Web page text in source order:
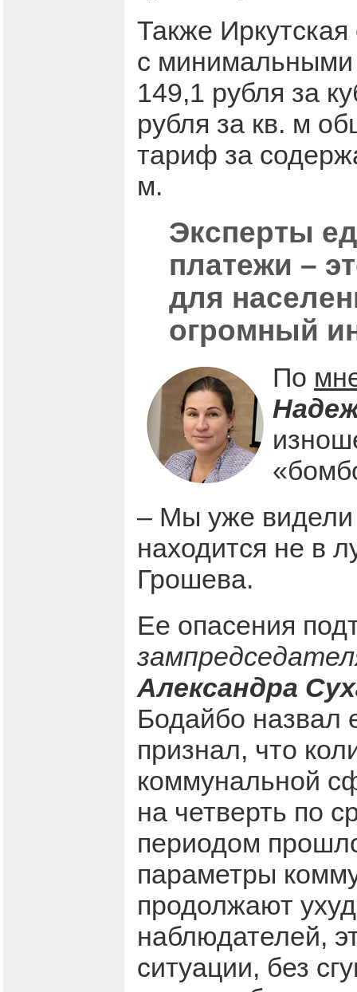
Также Иркутская
с минимальными
149,1 рубля за
рубля за кв. м
тариф за
м.
Эксперты
платежи –
для
огромный
По
– Мы уже видели
находится не в
Грошева.
Ее опасения
Александра
Бодайбо назвал
признал, что
коммунальной
на четверть по
периодом
параметры
продолжают
наблюдателей,
ситуации, без